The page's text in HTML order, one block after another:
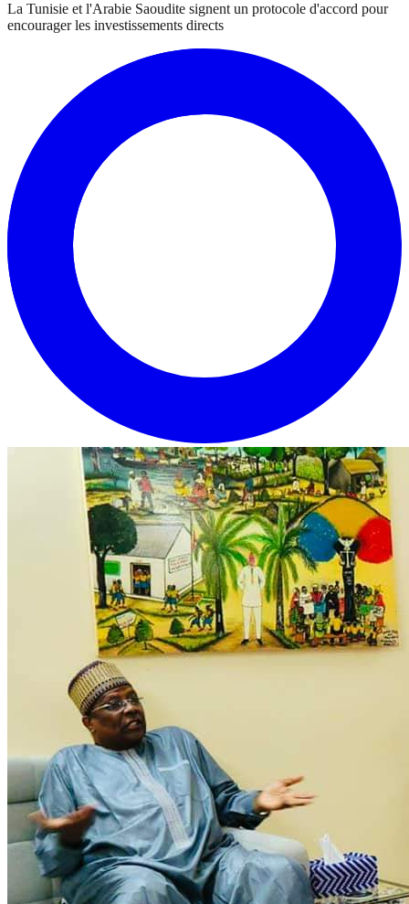
La Tunisie et l'Arabie Saoudite signent un protocole d'accord pour
encourager les investissements directs